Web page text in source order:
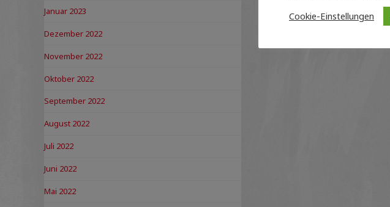
Januar 2023
Dezember 2022
November 2022
Oktober 2022
September 2022
August 2022
Juli 2022
Juni 2022
Mai 2022
Cookie-Einstellungen